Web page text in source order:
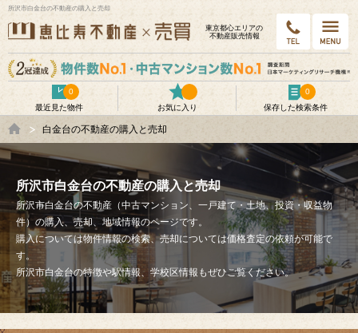
所沢市白金台の不動産の購入と売却
東京都⼼エリアの
不動産販売情報
最近見た物件
0
お気に入り
保存した検索条件
0
白金台の不動産の購入と売却
所沢市白金台の不動産の購入と売却
所沢市白金台の不動産（中古マンション、一戸建て・土地、投資・収益物
件）の購入、売却、地域情報のページです。
購入については物件情報の検索、売却については価格査定の依頼が可能で
す。
所沢市白金台の特徴や駅情報、学校区情報もぜひご覧ください。